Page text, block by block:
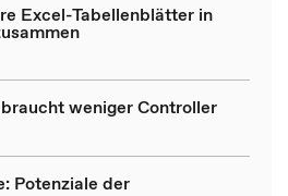
Excel-Tabellenblätter in
weniger Controller
Potenziale der